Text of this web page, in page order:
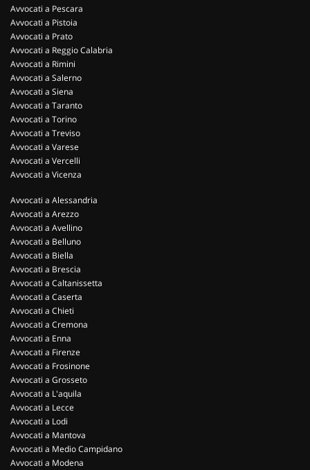
Avvocati a Pescara
Avvocati a Pistoia
Avvocati a Prato
Avvocati a Reggio Calabria
Avvocati a Rimini
Avvocati a Salerno
Avvocati a Siena
Avvocati a Taranto
Avvocati a Torino
Avvocati a Treviso
Avvocati a Varese
Avvocati a Vercelli
Avvocati a Vicenza
Avvocati a Alessandria
Avvocati a Arezzo
Avvocati a Avellino
Avvocati a Belluno
Avvocati a Biella
Avvocati a Brescia
Avvocati a Caltanissetta
Avvocati a Caserta
Avvocati a Chieti
Avvocati a Cremona
Avvocati a Enna
Avvocati a Firenze
Avvocati a Frosinone
Avvocati a Grosseto
Avvocati a L'aquila
Avvocati a Lecce
Avvocati a Lodi
Avvocati a Mantova
Avvocati a Medio Campidano
Avvocati a Modena